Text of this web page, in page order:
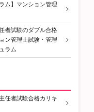
ム】マンション管理
者試験のダブル合格
ン管理士試験・管理
ラム
任者試験合格カリキ